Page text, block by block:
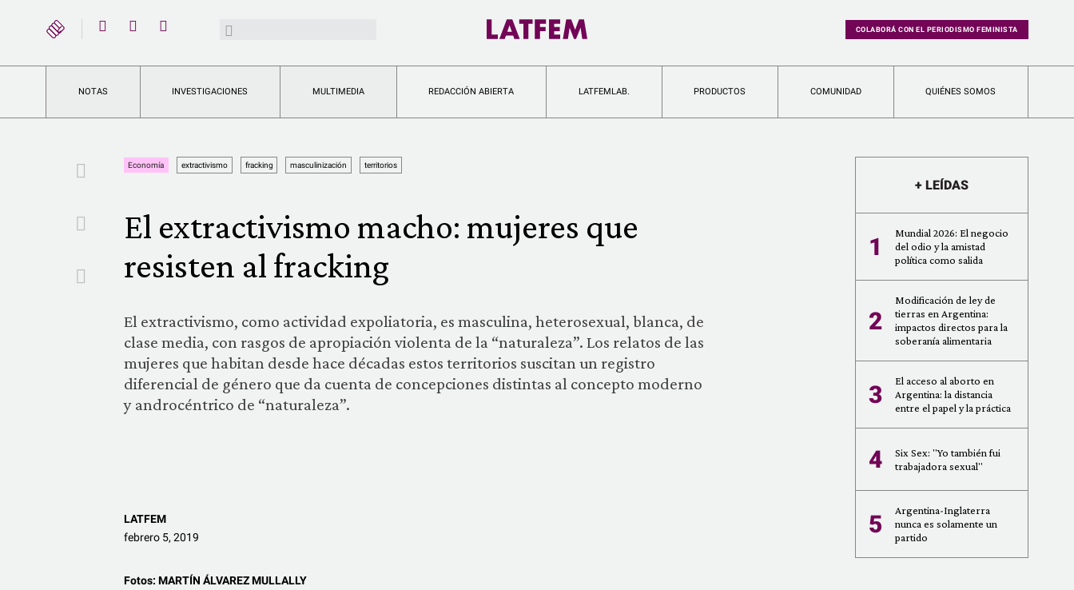
YouTubeBuscar: COLABORÁ CON EL PERIODISMO FEMINISTA
NOTAS INVESTIGACIONES MULTIMEDIA REDACCIÓN ABIERTA LATFEMLAB. PRODUCTOS COMUNIDAD QUIÉNES SOMOS
Facebook
Twitter
Email
Economía extractivismo fracking masculinización territorios
El extractivismo macho: mujeres que
resisten al fracking
El extractivismo, como actividad expoliatoria, es masculina, heterosexual, blanca, de
clase media, con rasgos de apropiación violenta de la “naturaleza”. Los relatos de las
mujeres que habitan desde hace décadas estos territorios suscitan un registro
diferencial de género que da cuenta de concepciones distintas al concepto moderno
y androcéntrico de “naturaleza”.
LATFEM
febrero 5, 2019
Fotos: MARTÍN ÁLVAREZ MULLALLY
+ LEÍDAS
1
Mundial 2026: El negocio
del odio y la amistad
política como salida
2
Modificación de ley de
tierras en Argentina:
impactos directos para la
soberanía alimentaria
3
El acceso al aborto en
Argentina: la distancia
entre el papel y la práctica
4
Six Sex: "Yo también fui
trabajadora sexual"
5
Argentina-Inglaterra
nunca es solamente un
partido